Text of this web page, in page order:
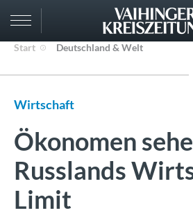
Start Deutschland & Welt
Wirtschaft
Ökonomen
Russlands
Limit